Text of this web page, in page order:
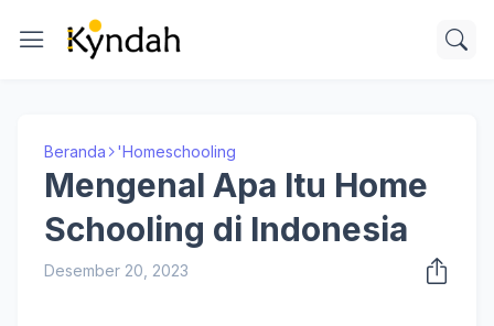
Beranda 'Homeschooling
Mengenal Apa Itu Home
Schooling di Indonesia
Desember 20, 2023